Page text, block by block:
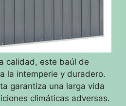
calidad, este baúl de
la intemperie y duradero.
garantiza una larga vida
climáticas adversas.